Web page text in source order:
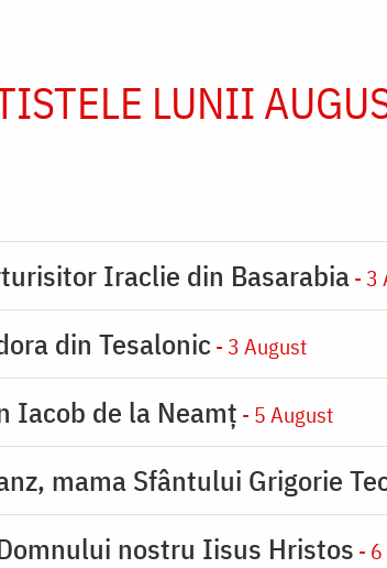
LUNII
Iraclie din Basarabia- 3
din Tesalonic - 3 August
Iacob de la Neamț - 5 August
mama Sfântului Grigorie
nostru Iisus Hristos -